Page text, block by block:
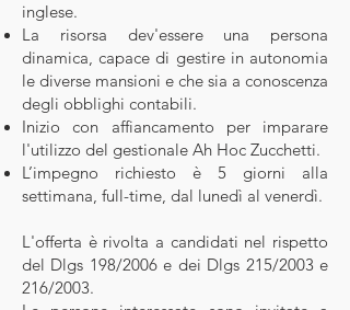
inglese.
La risorsa dev'essere una persona
dinamica, capace di gestire in autonomia
le diverse mansioni e che sia a conoscenza
degli obblighi contabili.
Inizio con affiancamento per imparare
l'utilizzo del gestionale Ah Hoc Zucchetti.
L’impegno richiesto è 5 giorni alla
settimana, full-time, dal lunedì al venerdì.
L'offerta è rivolta a candidati nel rispetto
del Dlgs 198/2006 e dei Dlgs 215/2003 e
216/2003.